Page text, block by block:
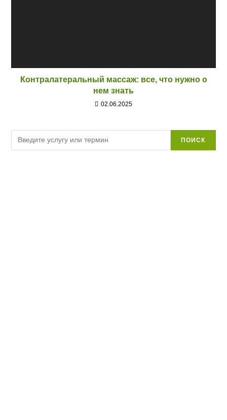
Контралатеральный массаж: все, что нужно о
нем знать
02.06.2025
ПОИСК